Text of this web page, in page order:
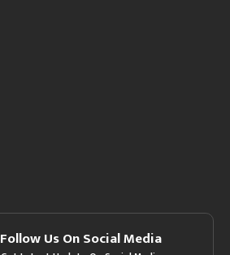
Follow Us On Social Media